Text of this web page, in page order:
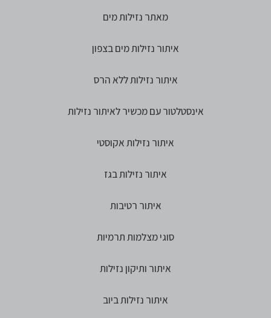
מאתר נזילות מים
איתור נזילות מים בצפון
איתור נזילות ללא הרס
אינסטלטור עם מכשיר לאיתור נזילות
איתור נזילות אקוסטי
איתור נזילות בגז
איתור רטיבות
סוגי מצלמות תרמיות
איתור ותיקון נזילות
איתור נזילות ביוב